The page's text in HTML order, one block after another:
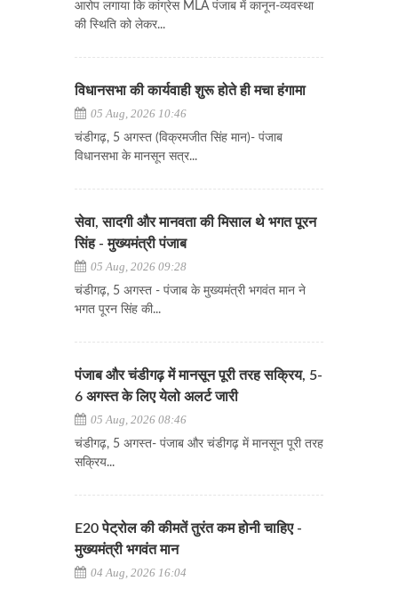
आरोप लगाया कि कांग्रेस MLA पंजाब में कानून-व्यवस्था
की स्थिति को लेकर...
विधानसभा की कार्यवाही शुरू होते ही मचा हंगामा
05 Aug, 2026 10:46
चंडीगढ़, 5 अगस्त (विक्रमजीत सिंह मान)- पंजाब
विधानसभा के मानसून सत्र...
सेवा, सादगी और मानवता की मिसाल थे भगत पूरन
सिंह - मुख्यमंत्री पंजाब
05 Aug, 2026 09:28
चंडीगढ़, 5 अगस्त - पंजाब के मुख्यमंत्री भगवंत मान ने
भगत पूरन सिंह की...
पंजाब और चंडीगढ़ में मानसून पूरी तरह सक्रिय, 5-
6 अगस्त के लिए येलो अलर्ट जारी
05 Aug, 2026 08:46
चंडीगढ़, 5 अगस्त- पंजाब और चंडीगढ़ में मानसून पूरी तरह
सक्रिय...
E20 पेट्रोल की कीमतें तुरंत कम होनी चाहिए -
मुख्यमंत्री भगवंत मान
04 Aug, 2026 16:04